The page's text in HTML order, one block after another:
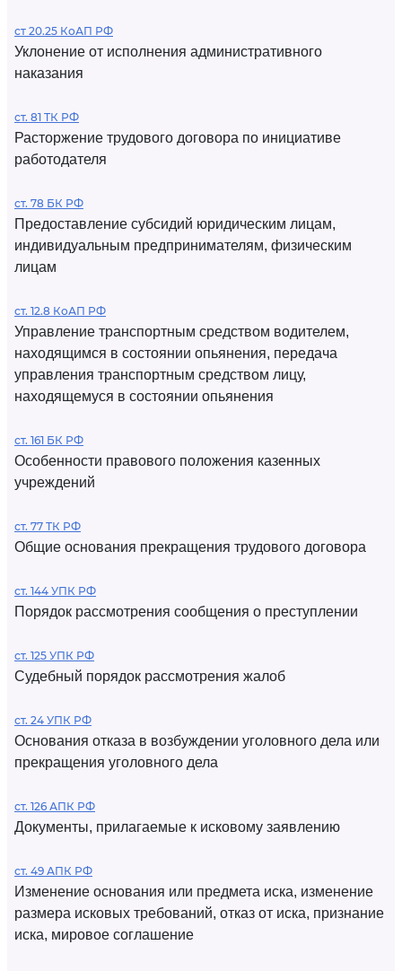
ст 20.25 КоАП РФ
Уклонение от исполнения административного
наказания
ст. 81 ТК РФ
Расторжение трудового договора по инициативе
работодателя
ст. 78 БК РФ
Предоставление субсидий юридическим лицам,
индивидуальным предпринимателям, физическим
лицам
ст. 12.8 КоАП РФ
Управление транспортным средством водителем,
находящимся в состоянии опьянения, передача
управления транспортным средством лицу,
находящемуся в состоянии опьянения
ст. 161 БК РФ
Особенности правового положения казенных
учреждений
ст. 77 ТК РФ
Общие основания прекращения трудового договора
ст. 144 УПК РФ
Порядок рассмотрения сообщения о преступлении
ст. 125 УПК РФ
Судебный порядок рассмотрения жалоб
ст. 24 УПК РФ
Основания отказа в возбуждении уголовного дела или
прекращения уголовного дела
ст. 126 АПК РФ
Документы, прилагаемые к исковому заявлению
ст. 49 АПК РФ
Изменение основания или предмета иска, изменение
размера исковых требований, отказ от иска, признание
иска, мировое соглашение